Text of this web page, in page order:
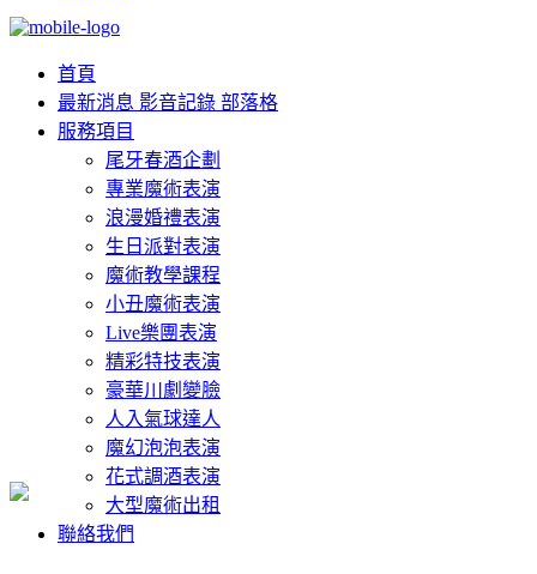
首頁
最新消息 影音記錄 部落格
服務項目
尾牙春酒企劃
專業魔術表演
浪漫婚禮表演
生日派對表演
魔術教學課程
小丑魔術表演
Live樂團表演
精彩特技表演
豪華川劇變臉
人入氣球達人
魔幻泡泡表演
花式調酒表演
大型魔術出租
聯絡我們